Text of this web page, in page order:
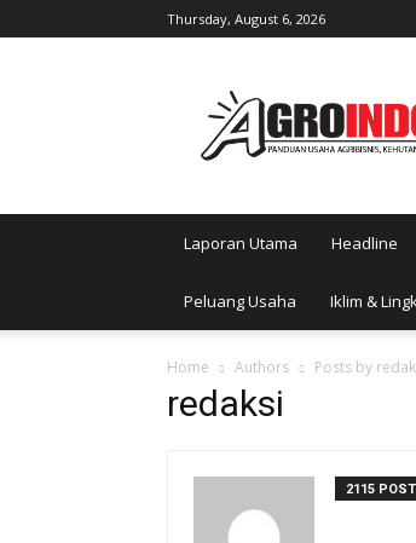
Thursday, August 6, 2026
Laporan Utama Headline
Peluang Usaha Iklim &
Home Authors Posts by
redaksi
2115